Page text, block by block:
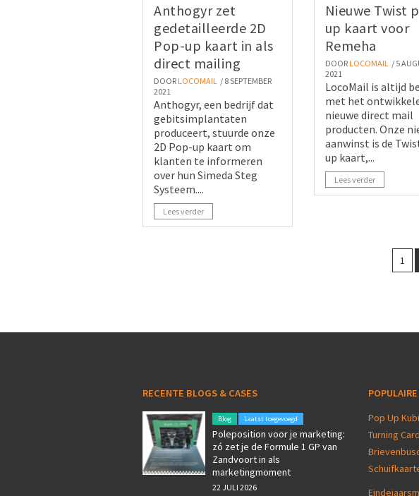
Anthogyr zet
gedetailleerde 2D
Pop-up kaart in als
direct mailing
DOOR LOCOMAIL / 8 SEPTEMBER
2021
Anthogyr, een bedrijf dat
gebitsimplantaten
produceert, stuurde onze
2D Pop-up kaart om
klanten te informeren
over hun Simeda Steg
Systeem....
Lees verder
Nieuwe Twist
up kaart voor
Remeha
DOOR LOCOMAIL / 5
2021
LocoMail is altijd
met het
nieuwe direct mail
producten. Onze
aanwinst is de
up kaart,...
Lees verder
1
RECENTE BLOGS & CASES
Blog Laatst toegevoegd
Poleposition voor je marketing:
zó zet je de Formule 1 GP van
Zandvoort in als
marketingmoment
22 JULI 2026
Pop Up
Turning Card